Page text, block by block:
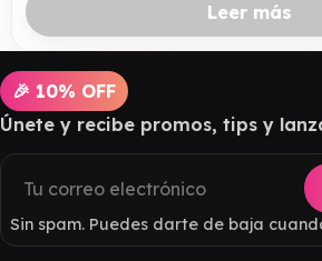
Leer más
🎉 10% OFF
Únete y recibe promos, tips y
Sin spam. Puedes darte de baja